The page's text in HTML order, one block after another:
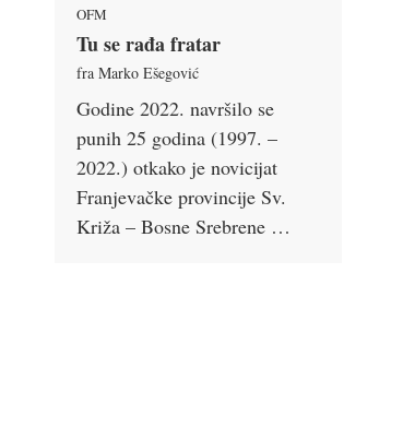
OFM
Tu se rađa fratar
fra Marko Ešegović
Godine 2022. navršilo se
punih 25 godina (1997. –
2022.) otkako je novicijat
Franjevačke provincije Sv.
Križa – Bosne Srebrene …